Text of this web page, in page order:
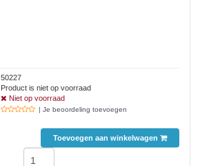
50227
Product is niet op voorraad
Niet op voorraad
| Je beoordeling toevoegen
Toevoegen aan winkelwagen